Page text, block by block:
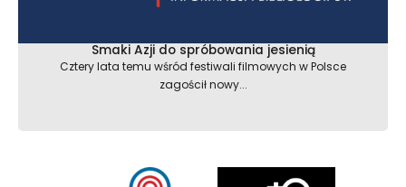
Smaki Azji do spróbowania jesienią
Cztery lata temu wśród festiwali filmowych w Polsce
zagościł nowy...